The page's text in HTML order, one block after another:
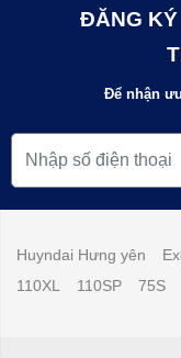
ĐĂNG KÝ
Để nhận
Huyndai Hưng yên
110XL
110SP 75S